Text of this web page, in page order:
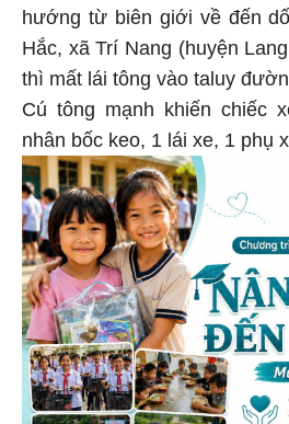
hướng từ biên giới về đến
Hắc, xã Trí Nang (huyện
thì mất lái tông vào taluy
Cú tông mạnh khiến chiếc
nhân bốc keo, 1 lái xe, 1 phụ